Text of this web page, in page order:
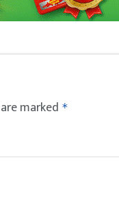
marked *